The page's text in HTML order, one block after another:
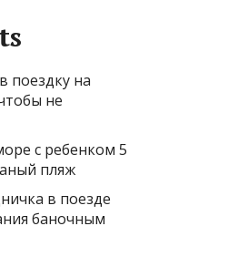
поездку на
не
с ребенком 5
пляж
в поезде
баночным